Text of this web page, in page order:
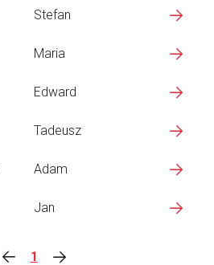
Stefan
Maria
Edward
Tadeusz
Adam
Jan
1